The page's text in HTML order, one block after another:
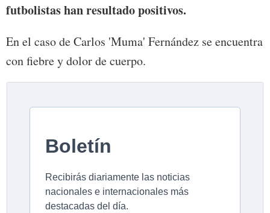
futbolistas han resultado positivos.
En el caso de Carlos 'Muma' Fernández se encuentra
con fiebre y dolor de cuerpo.